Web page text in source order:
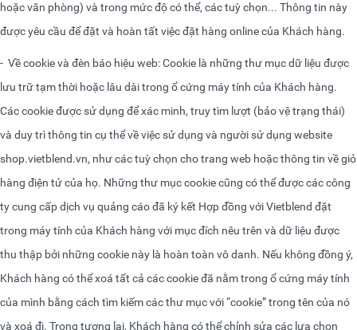
hoặc văn phòng) và trong mức độ có thể, các tuỳ chọn... Thông tin này
được yêu cầu để đặt và hoàn tất việc đặt hàng online của Khách hàng.
- Về cookie và đèn báo hiệu web: Cookie là những thư mục dữ liệu được
lưu trữ tạm thời hoặc lâu dài trong ổ cứng máy tính của Khách hàng.
Các cookie được sử dụng để xác minh, truy tìm lượt (bảo vệ trạng thái)
và duy trì thông tin cụ thể về việc sử dụng và người sử dụng website
shop.vietblend.vn, như các tuỳ chọn cho trang web hoặc thông tin về giỏ
hàng điện tử của họ. Những thư mục cookie cũng có thể được các công
ty cung cấp dịch vụ quảng cáo đã ký kết Hợp đồng với Vietblend đặt
trong máy tính của Khách hàng với mục đích nêu trên và dữ liệu được
thu thập bởi những cookie này là hoàn toàn vô danh. Nếu không đồng ý,
Khách hàng có thể xoá tất cả các cookie đã nằm trong ổ cứng máy tính
của mình bằng cách tìm kiếm các thư mục với “cookie” trong tên của nó
và xoá đi. Trong tương lai, Khách hàng có thể chỉnh sửa các lựa chọn